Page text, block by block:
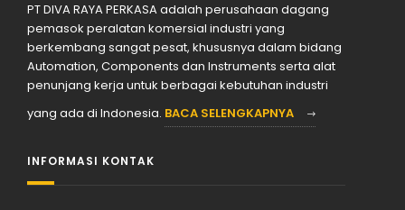
PT DIVA RAYA PERKASA adalah perusahaan dagang
pemasok peralatan komersial industri yang
berkembang sangat pesat, khususnya dalam bidang
Automation, Components dan Instruments serta alat
penunjang kerja untuk berbagai kebutuhan industri
yang ada di Indonesia. BACA SELENGKAPNYA
INFORMASI KONTAK